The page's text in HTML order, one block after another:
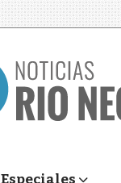
Especiales